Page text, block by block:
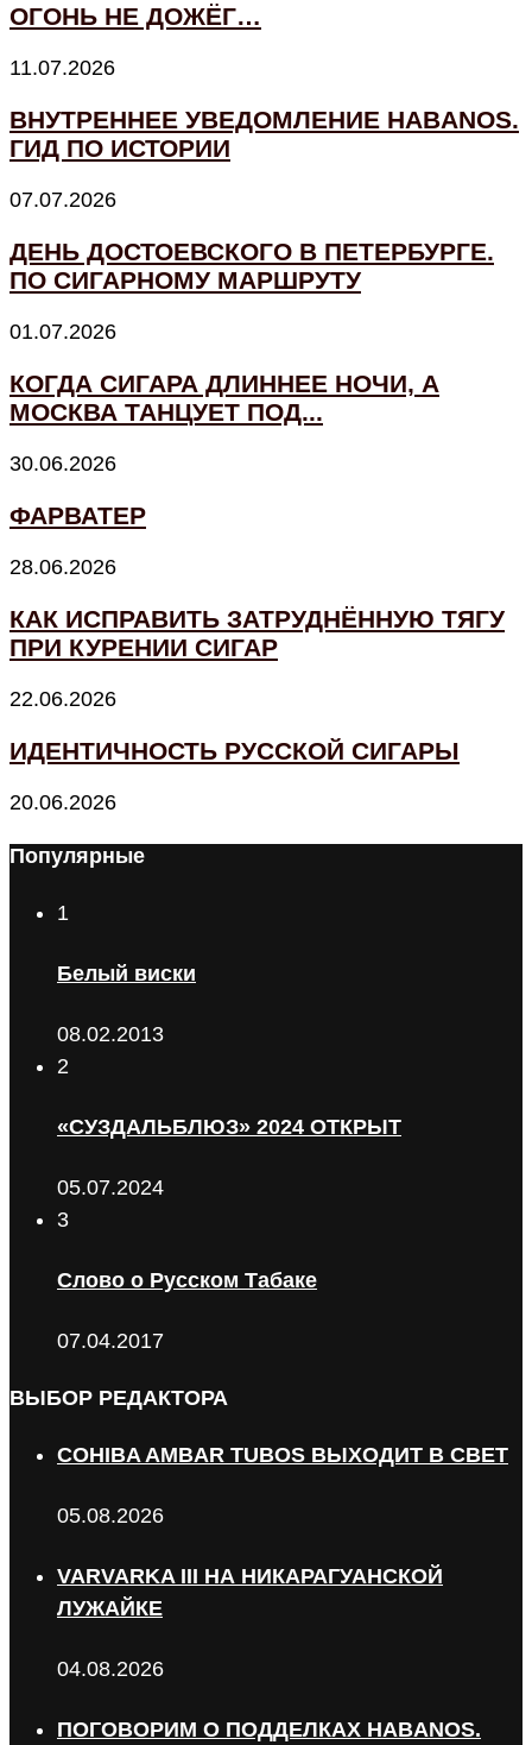
ОГОНЬ НЕ ДОЖЁГ…
11.07.2026
ВНУТРЕННЕЕ УВЕДОМЛЕНИЕ HABANOS.
ГИД ПО ИСТОРИИ
07.07.2026
ДЕНЬ ДОСТОЕВСКОГО В ПЕТЕРБУРГЕ.
ПО СИГАРНОМУ МАРШРУТУ
01.07.2026
КОГДА СИГАРА ДЛИННЕЕ НОЧИ, А
МОСКВА ТАНЦУЕТ ПОД...
30.06.2026
ФАРВАТЕР
28.06.2026
КАК ИСПРАВИТЬ ЗАТРУДНЁННУЮ ТЯГУ
ПРИ КУРЕНИИ СИГАР
22.06.2026
ИДЕНТИЧНОСТЬ РУССКОЙ СИГАРЫ
20.06.2026
Популярные
1
Белый виски
08.02.2013
2
«СУЗДАЛЬБЛЮЗ» 2024 ОТКРЫТ
05.07.2024
3
Слово о Русском Табаке
07.04.2017
ВЫБОР РЕДАКТОРА
COHIBA AMBAR TUBOS ВЫХОДИТ В СВЕТ
05.08.2026
VARVARKA III НА НИКАРАГУАНСКОЙ
ЛУЖАЙКЕ
04.08.2026
ПОГОВОРИМ О ПОДДЕЛКАХ HABANOS.